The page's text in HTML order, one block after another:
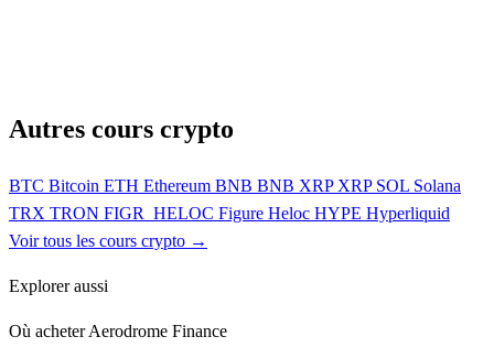
Autres cours crypto
BTC Bitcoin ETH Ethereum BNB BNB XRP XRP SOL Solana
TRX TRON FIGR_HELOC Figure Heloc HYPE Hyperliquid
Voir tous les cours crypto →
Explorer aussi
Où acheter Aerodrome Finance